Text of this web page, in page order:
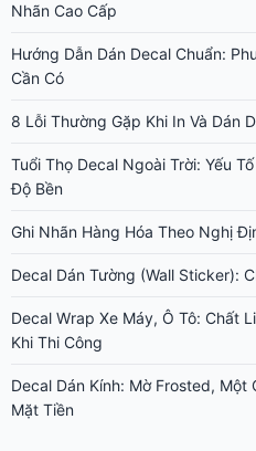
Nhãn Cao Cấp
Hướng Dẫn Dán Decal Chuẩn:
Cần Có
8 Lỗi Thường Gặp Khi In Và Dán
Tuổi Thọ Decal Ngoài Trời: Yếu
Độ Bền
Ghi Nhãn Hàng Hóa Theo Nghị
Decal Dán Tường (Wall Sticker):
Decal Wrap Xe Máy, Ô Tô: Chất
Khi Thi Công
Decal Dán Kính: Mờ Frosted, Một
Mặt Tiền